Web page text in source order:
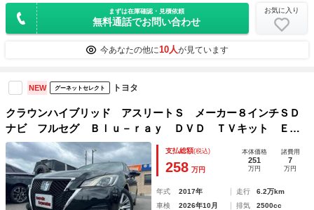
まずは在庫確認・見積依頼
無料通話でお問い合わせ
お気に入り
今あなたの他に10人が見ています
NEW グーネットセレクト トヨタ
クラウンハイブリッド アスリートＳ メーカー８インチＳＤ
ナビ フルセグ Ｂｌｕ－ｒａｙ ＤＶＤ ＴＶキット ＥＴ
Ｃ ＢＴオーディオ ハンドルヒーター パワーシート オー
トハイビーム クルーズコントロール トヨタセーフティセン
スＰ
支払総額(税込)
258 万円
本体価格
251
万円
諸費用
7
万円
年式 2017年 走行
6.2万km
車検
2026年10月 排気
2500cc